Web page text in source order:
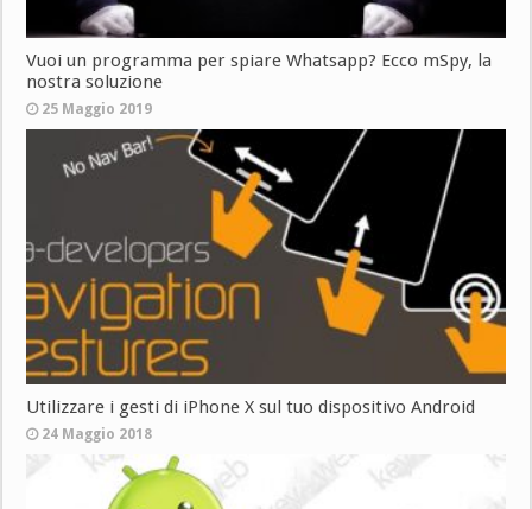
Vuoi un programma per spiare Whatsapp? Ecco mSpy, la
nostra soluzione
25 Maggio 2019
Utilizzare i gesti di iPhone X sul tuo dispositivo Android
24 Maggio 2018